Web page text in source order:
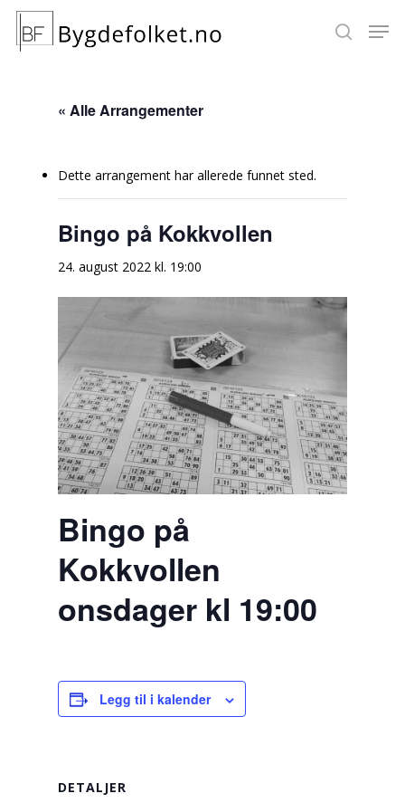
Hit enter to search or ESC to close
« Alle Arrangementer
Dette arrangement har allerede funnet sted.
Bingo på Kokkvollen
24. august 2022 kl. 19:00
Bingo på
Kokkvollen
onsdager kl 19:00
Legg til i kalender
DETALJER